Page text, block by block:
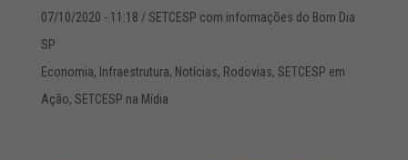
07/10/2020 - 11:18 / SETCESP com informações do Bom Dia
SP
Economia, Infraestrutura, Notícias, Rodovias, SETCESP em
Ação, SETCESP na Mídia